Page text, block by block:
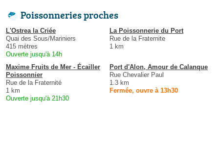
Poissonneries proches
L'Ostrea la Criée
Quai des Sous/Mariniers
415 mètres
Ouverte jusqu'à 14h
La Poissonnerie du Port
Rue de la Fraternite
1 km
Maxime Fruits de Mer - Écailler
Poissonnier
Rue de la Fraternité
1 km
Ouverte jusqu'à 21h30
Port d'Alon, Amour de Calanque
Rue Chevalier Paul
1.3 km
Fermée, ouvre à 13h30